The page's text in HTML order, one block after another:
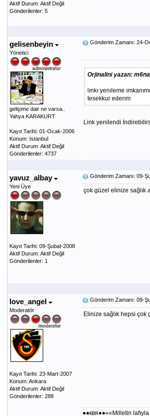
Aktif Durum: Aktif Değil
Gönderilenler: 5
gelisenbeyin
Yönetici
gelişime dair ne varsa..
Yahya KARAKURT
Kayıt Tarihi: 01-Ocak-2006
Konum: Istanbul
Aktif Durum: Aktif Değil
Gönderilenler: 4737
Gönderim Zamanı: 24-
Orjinalini yazan:
lınkı yenıleme
tesekkur ederım
Link yenilendi
yavuz_albay
Yeni Üye
Kayıt Tarihi: 09-Şubat-2008
Aktif Durum: Aktif Değil
Gönderilenler: 1
Gönderim Zamanı: 09-
çok güzel elinize sağlık
love_angel
Moderatör
Kayıt Tarihi: 23-Mart-2007
Konum: Ankara
Aktif Durum: Aktif Değil
Gönderilenler: 288
Gönderim Zamanı: 09-
Elinize sağlık hepsi çok
●●квя●●««Milletin